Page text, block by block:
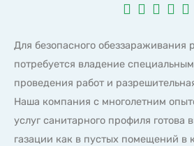
    
Для безопасного обеззараживания
потребуется владение
проведения работ и
Наша компания с многолетним
услуг санитарного профиля готова
газации как в пустых помещений в